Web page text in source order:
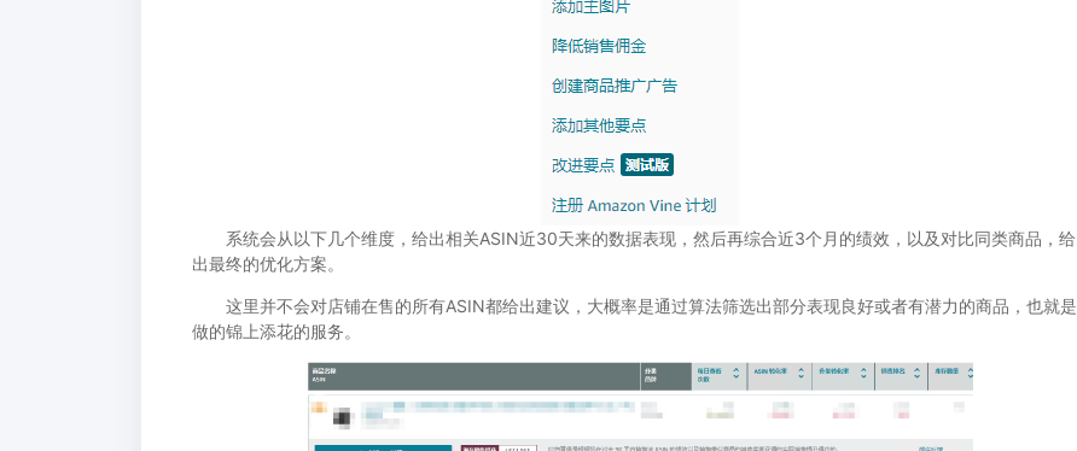
系统会从以下几个维度，给出相关ASIN近30天来的数据表现，然后再综合近3个月的绩效，以及对比同类商品，给
出最终的优化方案。
这里并不会对店铺在售的所有ASIN都给出建议，大概率是通过算法筛选出部分表现良好或者有潜力的商品，也就是
做的锦上添花的服务。